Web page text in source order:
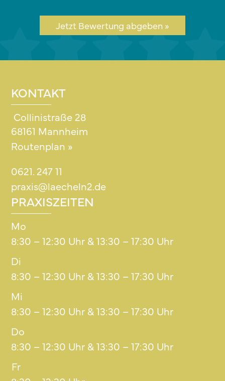
KONTAKT
Collinistraße 28
68161 Mannheim
Routenplan »
0621. 247 11
praxis@laecheln2.de
PRAXISZEITEN
Mo
8:30 – 12:30 Uhr & 13:30 – 17:30 Uhr
Di
8:30 – 12:30 Uhr & 13:30 – 17:30 Uhr
Mi
8:30 – 12:30 Uhr & 13:30 – 17:30 Uhr
Do
8:30 – 12:30 Uhr & 13:30 – 17:30 Uhr
Fr
Jetzt Bewertung abgeben »